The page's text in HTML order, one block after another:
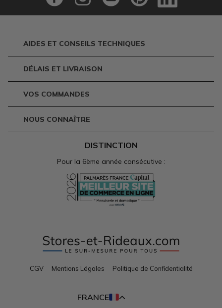
AIDES ET CONSEILS TECHNIQUES
DÉLAIS ET LIVRAISON
VOS COMMANDES
NOUS CONNAÎTRE
DISTINCTION
Pour la 6ème année consécutive :
CGV Mentions Légales Politique de Confidentialité